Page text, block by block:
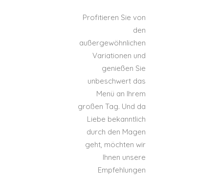
Profitieren Sie von
den
außergewöhnlichen
Variationen und
genießen Sie
unbeschwert das
Menü an Ihrem
großen Tag. Und da
Liebe bekanntlich
durch den Magen
geht, möchten wir
Ihnen unsere
Empfehlungen